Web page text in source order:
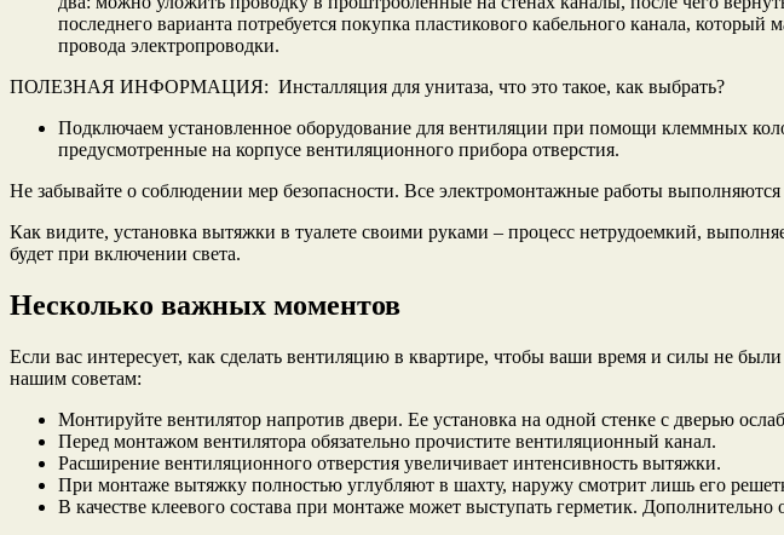
последнего варианта потребуется покупка пластикового кабельного канала,
провода электропроводки.
ПОЛЕЗНАЯ ИНФОРМАЦИЯ: Инсталляция для унитаза, что это такое, как выбрать?
Подключаем установленное оборудование для вентиляции при помощи клеммных
предусмотренные на корпусе вентиляционного прибора отверстия.
Не забывайте о соблюдении мер безопасности. Все электромонтажные работы выполняются
Как видите, установка вытяжки в туалете своими руками – процесс нетрудоемкий,
будет при включении света.
Несколько важных моментов
Если вас интересует, как сделать вентиляцию в квартире, чтобы ваши время и силы не
нашим советам:
Монтируйте вентилятор напротив двери. Ее установка на одной стенке с дверью
Перед монтажом вентилятора обязательно прочистите вентиляционный канал.
Расширение вентиляционного отверстия увеличивает интенсивность вытяжки.
При монтаже вытяжку полностью углубляют в шахту, наружу смотрит лишь его
В качестве клеевого состава при монтаже может выступать герметик.